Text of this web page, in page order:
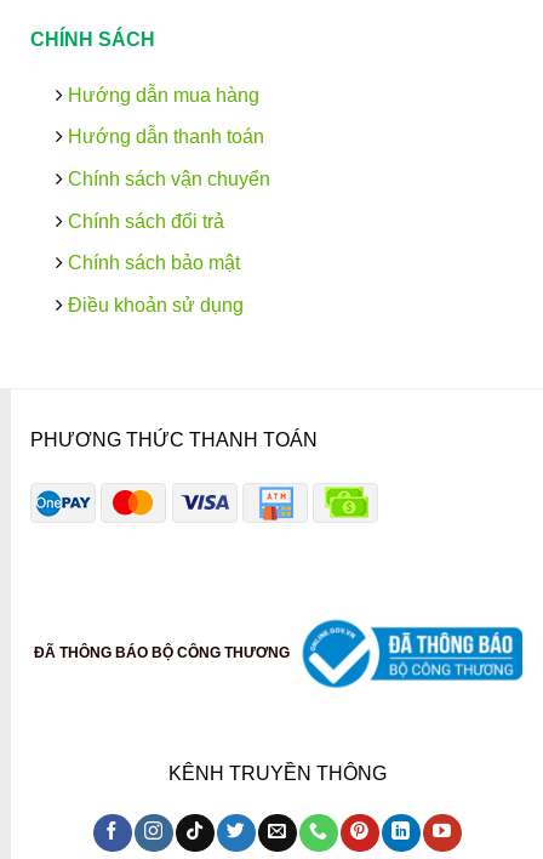
CHÍNH SÁCH
Hướng dẫn mua hàng
Hướng dẫn thanh toán
Chính sách vận chuyển
Chính sách đổi trả
Chính sách bảo mật
Điều khoản sử dụng
PHƯƠNG THỨC THANH TOÁN
ĐÃ THÔNG BÁO BỘ CÔNG THƯƠNG
KÊNH TRUYỀN THÔNG